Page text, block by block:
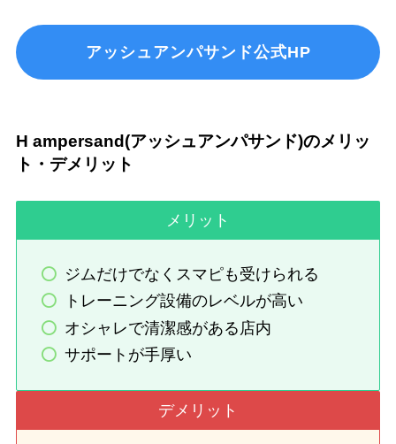
アッシュアンパサンド公式HP
H ampersand(アッシュアンパサンド)のメリッ
ト・デメリット
メリット
ジムだけでなくスマピも受けられる
トレーニング設備のレベルが高い
オシャレで清潔感がある店内
サポートが手厚い
デメリット